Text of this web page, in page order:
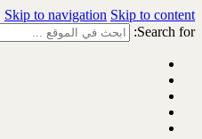
Skip to navigation Skip to content
Search for: